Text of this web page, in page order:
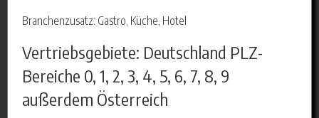
Branchenzusatz: Gastro, Küche, Hotel
Vertriebsgebiete: Deutschland PLZ-
Bereiche 0, 1, 2, 3, 4, 5, 6, 7, 8, 9
außerdem Österreich